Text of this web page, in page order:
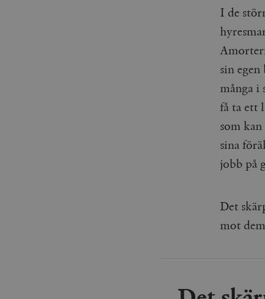
I de
sin
många i
få ta ett
som
sina
jobb på
Det
mot
_gat_UA-19195086-1
_ga_YBG49SLCTY
VISITOR_INFO1_LIVE